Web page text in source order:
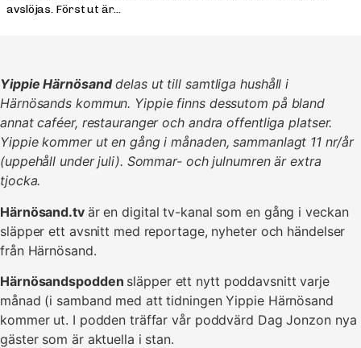
avslöjas. Först ut är...
Yippie Härnösanddelas ut till samtliga hushåll i
Härnösands kommun. Yippie finns dessutom på bland
annat caféer, restauranger och andra offentliga platser.
Yippie kommer ut en gång i månaden, sammanlagt 11 nr/år
(uppehåll under juli). Sommar- och julnumren är extra
tjocka.
Härnösand.tv är en digital tv-kanal som en gång i veckan
släpper ett avsnitt med reportage, nyheter och händelser
från Härnösand.
Härnösandspodden släpper ett nytt poddavsnitt varje
månad (i samband med att tidningen Yippie Härnösand
kommer ut. I podden träffar vår poddvärd Dag Jonzon nya
gäster som är aktuella i stan.